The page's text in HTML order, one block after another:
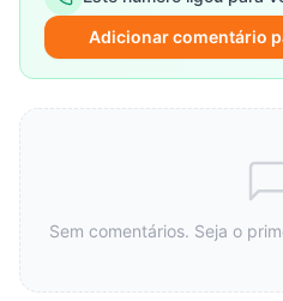
Adicionar comentário
Sem comentários. Seja o